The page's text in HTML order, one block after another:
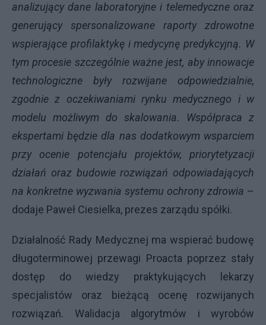
analizujący dane laboratoryjne i telemedyczne oraz
generujący spersonalizowane raporty zdrowotne
wspierające profilaktykę i medycynę predykcyjną. W
tym procesie szczególnie ważne jest, aby innowacje
technologiczne były rozwijane odpowiedzialnie,
zgodnie z oczekiwaniami rynku medycznego i w
modelu możliwym do skalowania. Współpraca z
ekspertami będzie dla nas dodatkowym wsparciem
przy ocenie potencjału projektów, priorytetyzacji
działań oraz budowie rozwiązań odpowiadających
na konkretne wyzwania systemu ochrony zdrowia –
dodaje Paweł Ciesielka, prezes zarządu spółki.
Działalność Rady Medycznej ma wspierać budowę
długoterminowej przewagi Proacta poprzez stały
dostęp do wiedzy praktykujących lekarzy
specjalistów oraz bieżącą ocenę rozwijanych
rozwiązań. Walidacja algorytmów i wyrobów